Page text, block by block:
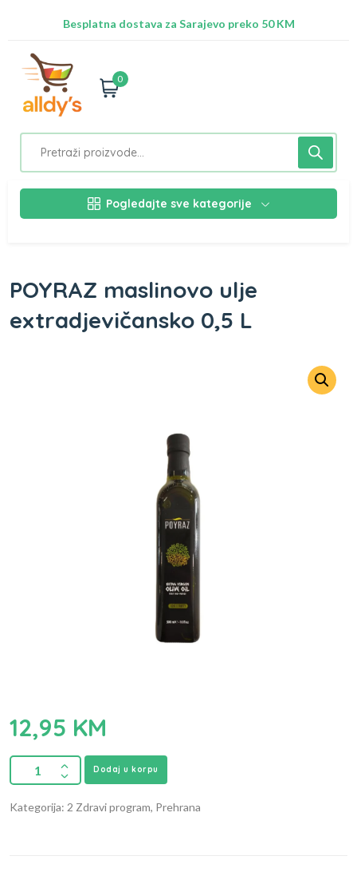
Besplatna dostava za Sarajevo preko 50 KM
0
Pogledajte sve kategorije
POYRAZ maslinovo ulje
extradjevičansko 0,5 L
12,95 KM
Dodaj u korpu
Kategorija: 2 Zdravi program, Prehrana